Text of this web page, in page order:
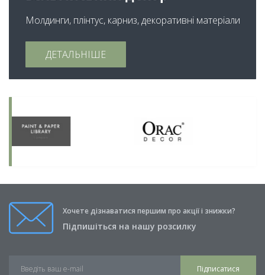
Молдинги, плінтус, карниз, декоративні матеріали
ДЕТАЛЬНІШЕ
Хочете дізнаватися першим про акції і знижки?
Підпишіться на нашу розсилку
Підписатися